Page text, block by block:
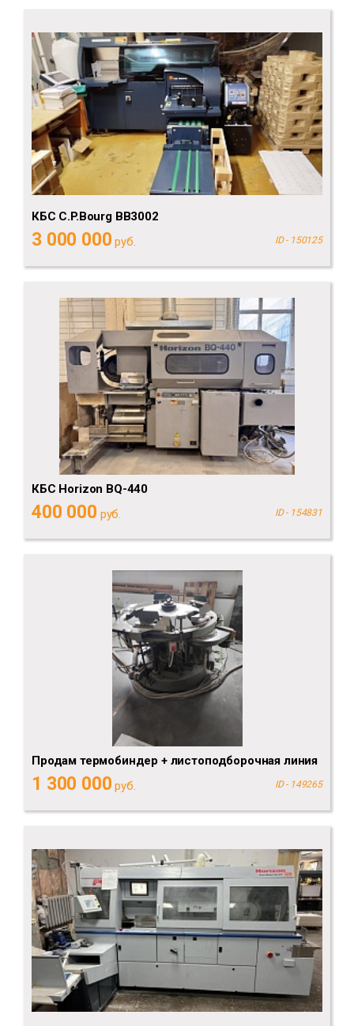
КБС C.P.Bourg BB3002
3 000 000 руб. ID - 150125
КБС Horizon BQ-440
400 000 руб. ID - 154831
Продам термобиндер + листоподборочная линия
1 300 000 руб. ID - 149265